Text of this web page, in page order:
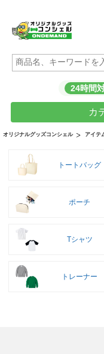
24時間
カ
オリジナルグッズコンシェル アイテ
トートバッグ
ポーチ
Tシャツ
トレーナー